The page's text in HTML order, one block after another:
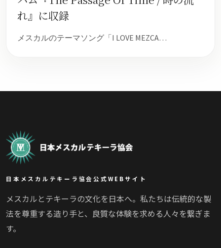
れ』に収録
メスカルのテーマソング「I LOVE MEZCA…
日本メスカルテキーラ協会公式WEBサイト
メスカルとテキーラの文化を日本へ。私たちは伝統的な製
法を尊重する造り手と、良質な体験を求める人々を繋ぎま
す。